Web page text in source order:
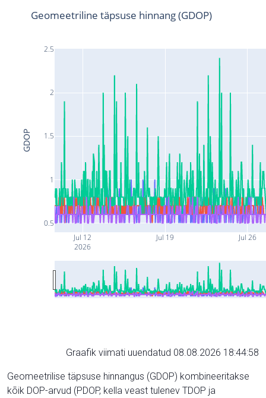
Jul 12
2026
Jul 19 Jul 26
0.5
1
1.5
2
2.5
Geomeetriline täpsuse hinnang (GDOP)
GDOP
Graafik viimati uuendatud 08.08.2026 18:44:58
Geomeetrilise täpsuse hinnangus (GDOP) kombineeritakse
kõik DOP-arvud (PDOP, kella veast tulenev TDOP ja